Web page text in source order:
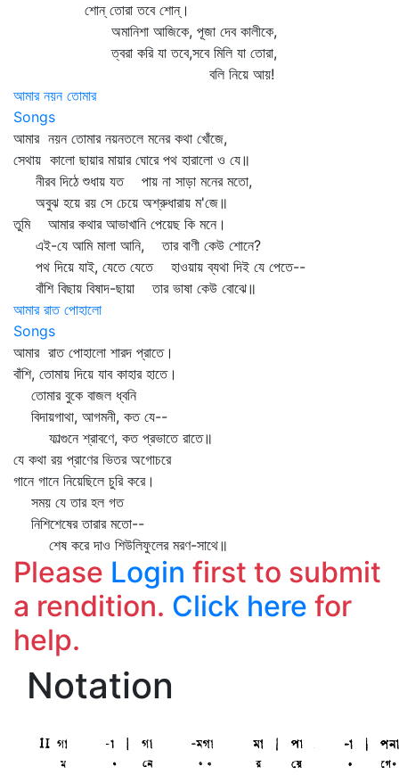
শোন্‌ তোরা তবে শোন্‌।
অমানিশা আজিকে, পূজা দেব কালীকে,
ত্বরা করি যা তবে,সবে মিলি যা তোরা,
বলি নিয়ে আয়!
আমার নয়ন তোমার
Songs
আমার নয়ন তোমার নয়নতলে মনের কথা খোঁজে,
সেথায় কালো ছায়ার মায়ার ঘোরে পথ হারালো ও যে॥
নীরব দিঠে শুধায় যত পায় না সাড়া মনের মতো,
অবুঝ হয়ে রয় সে চেয়ে অশ্রুধারায় ম'জে॥
তুমি আমার কথার আভাখানি পেয়েছ কি মনে।
এই-যে আমি মালা আনি, তার বাণী কেউ শোনে?
পথ দিয়ে যাই, যেতে যেতে হাওয়ায় ব্যথা দিই যে পেতে--
বাঁশি বিছায় বিষাদ-ছায়া তার ভাষা কেউ বোঝে॥
আমার রাত পোহালো
Songs
আমার রাত পোহালো শারদ প্রাতে।
বাঁশি, তোমায় দিয়ে যাব কাহার হাতে।
তোমার বুকে বাজল ধ্বনি
বিদায়গাথা, আগমনী, কত যে--
ফাল্গুনে শ্রাবণে, কত প্রভাতে রাতে॥
যে কথা রয় প্রাণের ভিতর অগোচরে
গানে গানে নিয়েছিলে চুরি করে।
সময় যে তার হল গত
নিশিশেষের তারার মতো--
শেষ করে দাও শিউলিফুলের মরণ-সাথে॥
Please Login first to submit
a rendition. Click here for
help.
Notation